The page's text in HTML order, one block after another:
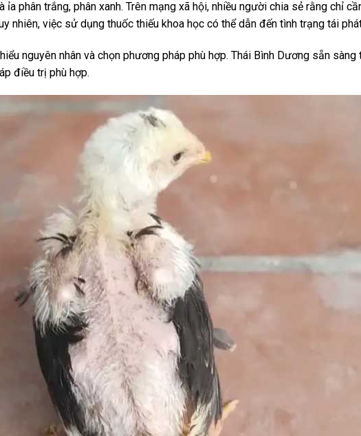
ỉa phân trắng, phân xanh. Trên mạng xã hội, nhiều người chia sẻ rằng chỉ
nhiên, việc sử dụng thuốc thiếu khoa học có thể dẫn đến tình trạng tái
nguyên nhân và chọn phương pháp phù hợp. Thái Bình Dương sẵn
điều trị phù hợp.